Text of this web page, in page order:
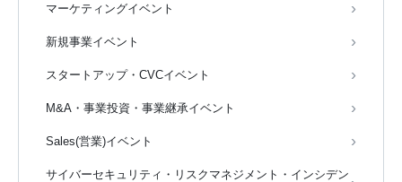
マーケティングイベント
新規事業イベント
スタートアップ・CVCイベント
M&A・事業投資・事業継承イベント
Sales(営業)イベント
サイバーセキュリティ・リスクマネジメント・インシデン